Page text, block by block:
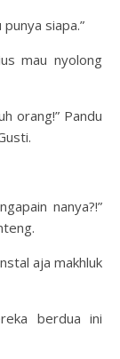
siapa.”
mau nyolong
orang!” Pandu
nanya?!”
aja makhluk
berdua ini